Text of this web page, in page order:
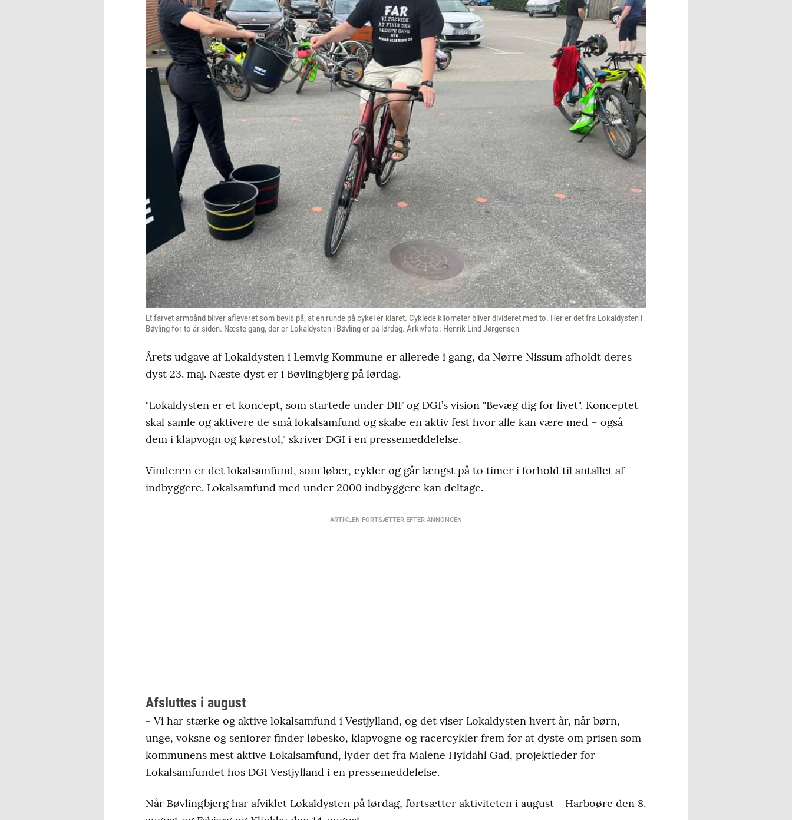
Et farvet armbånd bliver afleveret som bevis på, at en runde på cykel er klaret. Cyklede kilometer bliver divideret med to. Her er det fra Lokaldysten i
Bøvling for to år siden. Næste gang, der er Lokaldysten i Bøvling er på lørdag. Arkivfoto: Henrik Lind Jørgensen
Årets udgave af Lokaldysten i Lemvig Kommune er allerede i gang, da Nørre Nissum afholdt deres
dyst 23. maj. Næste dyst er i Bøvlingbjerg på lørdag.
"Lokaldysten er et koncept, som startede under DIF og DGI’s vision "Bevæg dig for livet". Konceptet
skal samle og aktivere de små lokalsamfund og skabe en aktiv fest hvor alle kan være med – også
dem i klapvogn og kørestol," skriver DGI i en pressemeddelelse.
Vinderen er det lokalsamfund, som løber, cykler og går længst på to timer i forhold til antallet af
indbyggere. Lokalsamfund med under 2000 indbyggere kan deltage.
ARTIKLEN FORTSÆTTER EFTER ANNONCEN
Afsluttes i august
- Vi har stærke og aktive lokalsamfund i Vestjylland, og det viser Lokaldysten hvert år, når børn,
unge, voksne og seniorer finder løbesko, klapvogne og racercykler frem for at dyste om prisen som
kommunens mest aktive Lokalsamfund, lyder det fra Malene Hyldahl Gad, projektleder for
Lokalsamfundet hos DGI Vestjylland i en pressemeddelelse.
Når Bøvlingbjerg har afviklet Lokaldysten på lørdag, fortsætter aktiviteten i august - Harboøre den 8.